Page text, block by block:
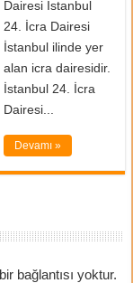
Dairesi İstanbul
24. İcra Dairesi
İstanbul ilinde yer
alan icra dairesidir.
İstanbul 24. İcra
Dairesi...
Devamı »
bağlantısı yoktur.